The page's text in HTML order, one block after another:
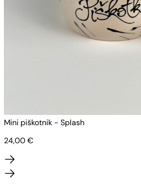
Mini piškotnik - Splash
24,00€